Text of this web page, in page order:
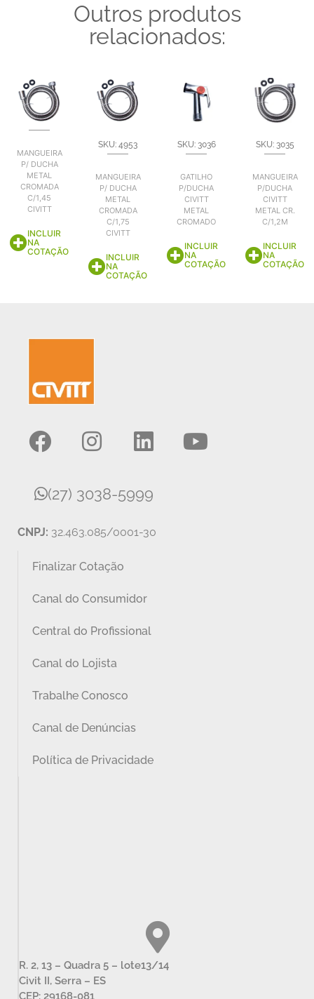
Outros produtos
relacionados:
MANGUEIRA
P/ DUCHA
METAL
CROMADA
C/1,45
CIVITT
INCLUIR
NA
COTAÇÃO
SKU: 4953
MANGUEIRA
P/ DUCHA
METAL
CROMADA
C/1,75
CIVITT
INCLUIR
NA
COTAÇÃO
SKU: 3036
GATILHO
P/DUCHA
CIVITT
METAL
CROMADO
INCLUIR
NA
COTAÇÃO
SKU: 3035
MANGUEIRA
P/DUCHA
CIVITT
METAL CR.
C/1,2M
INCLUIR
NA
COTAÇÃO
(27) 3038-5999
CNPJ: 32.463.085/0001-30
Finalizar Cotação
Canal do Consumidor
Central do Profissional
Canal do Lojista
Trabalhe Conosco
Canal de Denúncias
Política de Privacidade
R. 2, 13 – Quadra 5 – lote13/14
Civit II, Serra – ES
CEP: 29168-081